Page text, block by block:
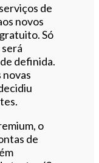
de
novos
Só
definida.
novas
o
de